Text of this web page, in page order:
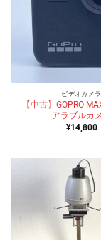
ビデオカメラ
【中古】GOPRO
アラブルカ
¥14,800